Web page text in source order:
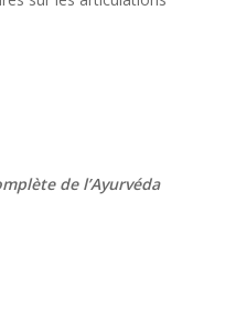
de l’Ayurvéda